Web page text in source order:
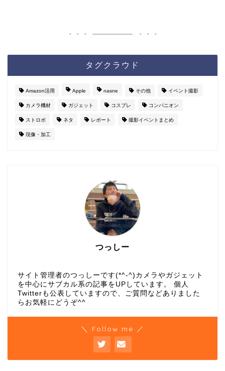
タグクラウド
Amazon活用 Apple nasne その他 イベント撮影
カメラ機材 ガジェット コスプレ コンパニオン
ストロボ ネタ レポート 撮影イベントまとめ
現像・加工
つっしー
サイト管理者のつっしーです(*^-^)カメラやガジェット
を中心にサブカル系の記事をUPしています。 個人
Twitterも公表していますので、ご質問などありました
らお気軽にどうぞ^^
＼ Follow me ／